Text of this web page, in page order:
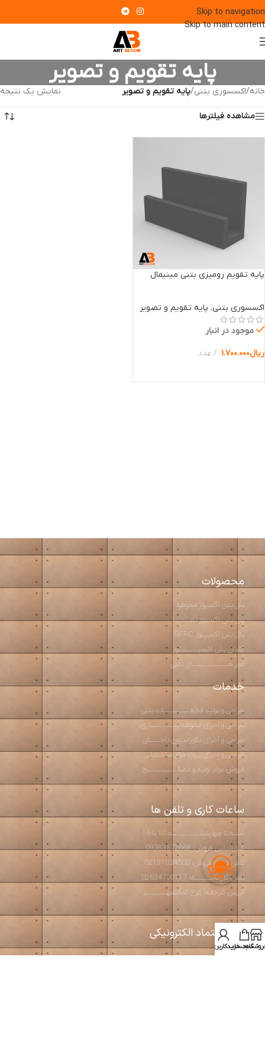
Skip to navigation
Skip to main content
پایه تقویم و تصویر
خانه/اکسسوری بتنی/پایه تقویم و تصویر نمایش یک نتیجه
مشاهده فیلترها
پایه تقویم رومیزی بتنی مینیمال
اکسسوری بتنی, پایه تقویم و تصویر
موجود در انبار
ریال۱.۷۰۰.۰۰۰ عدد
محصولات
پنل بتن اکسپوز محوطه
پنل بتن اکسپوز نمـــــــــا
پنل بتن اکسپــوز GFRC
گلدان بتن اکسپـــــــــــوز
میز هــــــــــــــــــــای بتنی
خدمات
طراحی و تولید قطعـــــــــــــــات بتنی
طراحی و اجرای محوطه ســـــــــــــازی
طراحی و اجرای دکوراسیون داخــــــلی
طراحی و اجرای پروژه های ساختمانی
فروش مواد اولیه و مصالـــــــــــــــــح
ساعات کاری و تلفن ها
شنبه تا چهارشنبـــــــــــــــه 10 تا 16
کــارشناس فروش: 09383572668
تلفن دفتـر فروش: 02191034500
تلفن کارخانــــــــــه: 02634700117
آدرس کارخانه: کرج کمالشهــــــــــــر
نماد اعتماد الکترونیکی
سبد خرید
حساب کاربری من